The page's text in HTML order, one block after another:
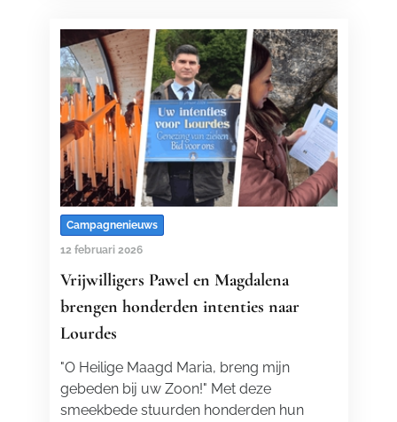
Campagnenieuws
12 februari 2026
Vrijwilligers Pawel en Magdalena
brengen honderden intenties naar
Lourdes
"O Heilige Maagd Maria, breng mijn
gebeden bij uw Zoon!" Met deze
smeekbede stuurden honderden hun